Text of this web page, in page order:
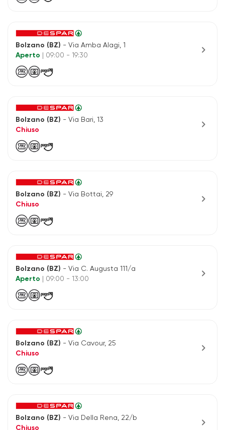
Bolzano (BZ) - Via Amba Alagi, 1
Aperto
| 09:00 - 19:30 chevron_right
Bolzano (BZ) - Via Bari, 13
Chiuso
chevron_right
Bolzano (BZ) - Via Bottai, 29
Chiuso
chevron_right
Bolzano (BZ) - Via C. Augusta 111/a
Aperto
| 09:00 - 13:00 chevron_right
Bolzano (BZ) - Via Cavour, 25
Chiuso
chevron_right
Bolzano (BZ) - Via Della Rena, 22/b
Chiuso
chevron_right